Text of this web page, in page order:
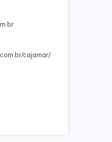
cajamar/